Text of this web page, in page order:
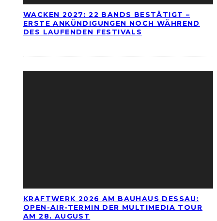
WACKEN 2027: 22 BANDS BESTÄTIGT –
ERSTE ANKÜNDIGUNGEN NOCH WÄHREND
DES LAUFENDEN FESTIVALS
KRAFTWERK 2026 AM BAUHAUS DESSAU:
OPEN-AIR-TERMIN DER MULTIMEDIA TOUR
AM 28. AUGUST